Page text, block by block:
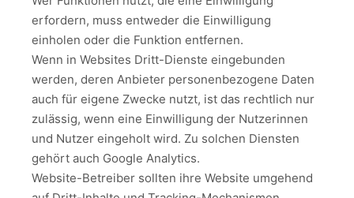
erfordern, muss entweder die Einwilligung
einholen oder die Funktion entfernen.
Wenn in Websites Dritt-Dienste eingebunden
werden, deren Anbieter personenbezogene Daten
auch für eigene Zwecke nutzt, ist das rechtlich nur
zulässig, wenn eine Einwilligung der Nutzerinnen
und Nutzer eingeholt wird. Zu solchen Diensten
gehört auch Google Analytics.
Website-Betreiber sollten ihre Website umgehend